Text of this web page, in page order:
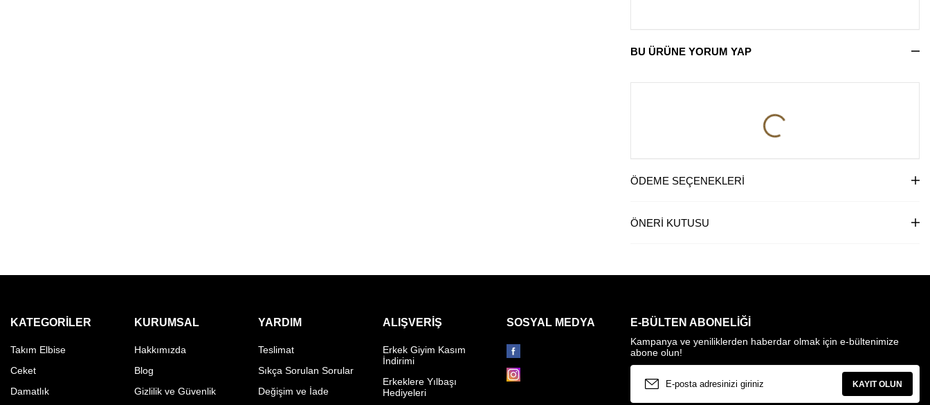
BU ÜRÜNE YORUM YAP
ÖDEME SEÇENEKLERI
ÖNERI KUTUSU
KATEGORILER
Takım Elbise
Ceket
Damatlık
KURUMSAL
Hakkımızda
Blog
Gizlilik ve Güvenlik
YARDIM
Teslimat
Sıkça Sorulan Sorular
Değişim ve İade
ALIŞVERIŞ
Erkek Giyim Kasım
İndirimi
Erkeklere Yılbaşı
Hediyeleri
SOSYAL MEDYA E-BÜLTEN ABONELIĞI
Kampanya ve yeniliklerden haberdar olmak için e-bültenimize
abone olun!
KAYIT OLUN